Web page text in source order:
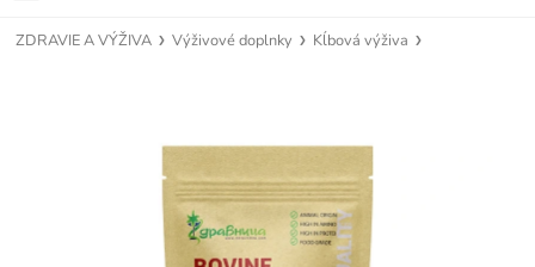
ZDRAVIE A VÝŽIVA Výživové doplnky Kĺbová výživa